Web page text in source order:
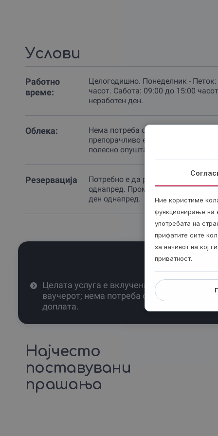
Услови
Работно
време:
Целогодишно. Понеделник -
часот. Сабота: 09:00 до 15:00
неработен ден.
Облека:
Нема потреба од посебна облека, но
препорачливо е да носиш удобна
полесно опуштање.
Резервација
Потребно е да резервираш
однапред. Промена или
ден однапред.
Целата услуга е вклучена во цената на
ваучерот; нема потреба од никаква
доплата.
Најчесто
поставувани
прашања
Ние користиме
функционирање на
употребата на
прифатите сите
за начинот на кој
приватност.